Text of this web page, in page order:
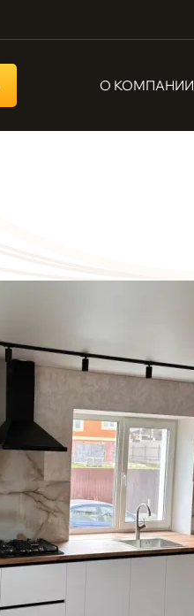
О КОМПАНИИ